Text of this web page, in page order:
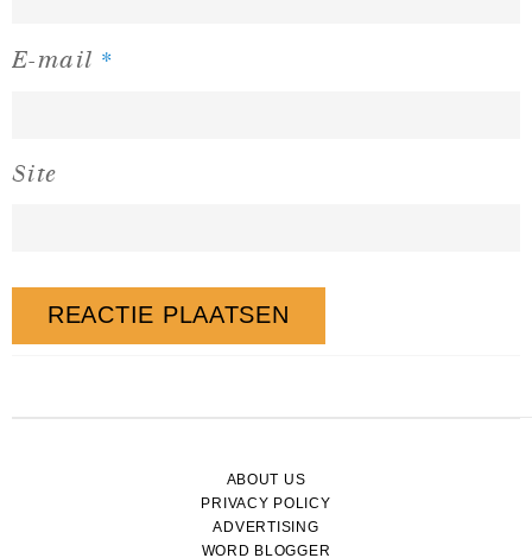
E-mail *
Site
ABOUT US
PRIVACY POLICY
ADVERTISING
WORD BLOGGER